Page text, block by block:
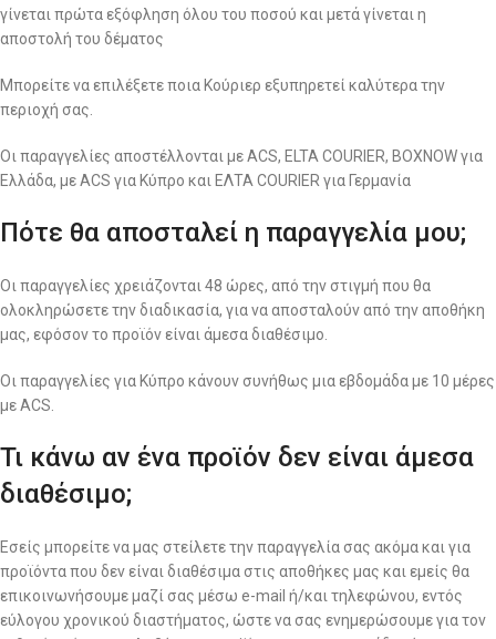
γίνεται πρώτα εξόφληση όλου του ποσού και μετά γίνεται η
αποστολή του δέματος
Μπορείτε να επιλέξετε ποια Κούριερ εξυπηρετεί καλύτερα την
περιοχή σας.
Οι παραγγελίες αποστέλλονται με ACS, ELTA COURIER, BOXNOW για
Ελλάδα, με ACS για Κύπρο και ΕΛΤΑ COURIER για Γερμανία
Πότε θα αποσταλεί η παραγγελία μου;
Οι παραγγελίες χρειάζονται 48 ώρες, από την στιγμή που θα
ολοκληρώσετε την διαδικασία, για να αποσταλούν από την αποθήκη
μας, εφόσον το προϊόν είναι άμεσα διαθέσιμο.
Οι παραγγελίες για Κύπρο κάνουν συνήθως μια εβδομάδα με 10 μέρες
με ACS.
Τι κάνω αν ένα προϊόν δεν είναι άμεσα
διαθέσιμο;
Εσείς μπορείτε να μας στείλετε την παραγγελία σας ακόμα και για
προϊόντα που δεν είναι διαθέσιμα στις αποθήκες μας και εμείς θα
επικοινωνήσουμε μαζί σας μέσω e-mail ή/και τηλεφώνου, εντός
εύλογου χρονικού διαστήματος, ώστε να σας ενημερώσουμε για τον